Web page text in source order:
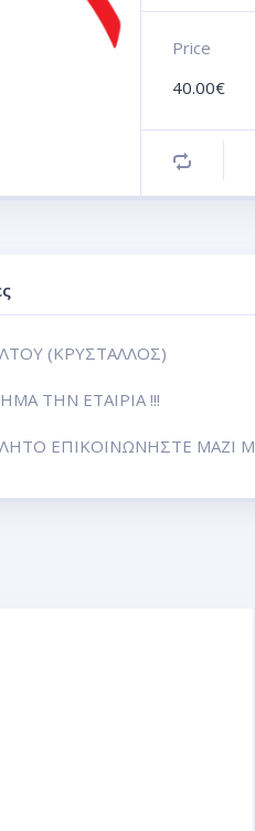
Price
40.00€
(ΚΡΥΣΤΑΛΛΟΣ)
ΤΗΝ ΕΤΑΙΡΙΑ !!!
ΕΠΙΚΟΙΝΩΝΗΣΤΕ ΜΑΖΙ